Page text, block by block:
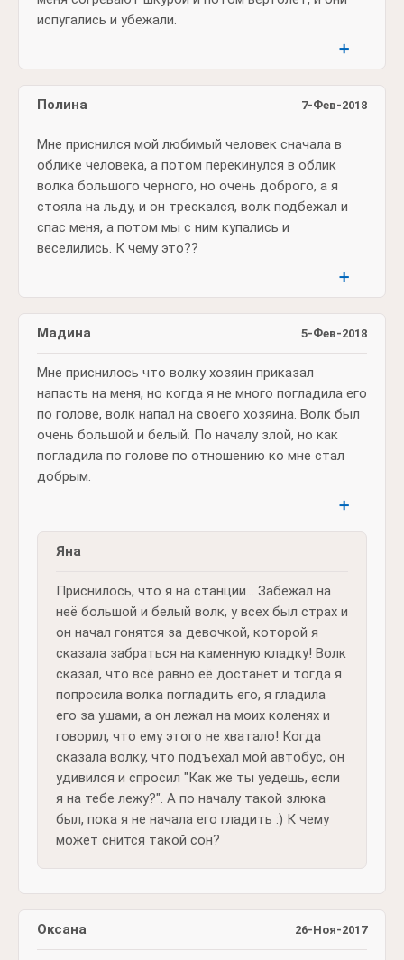
испугались и убежали.
➕
7-Фев-2018
Полина
Мне приснился мой любимый человек сначала в
облике человека, а потом перекинулся в облик
волка большого черного, но очень доброго, а я
стояла на льду, и он трескался, волк подбежал и
спас меня, а потом мы с ним купались и
веселились. К чему это??
➕
5-Фев-2018
Мадина
Мне приснилось что волку хозяин приказал
напасть на меня, но когда я не много погладила его
по голове, волк напал на своего хозяина. Волк был
очень большой и белый. По началу злой, но как
погладила по голове по отношению ко мне стал
добрым.
➕
Яна
Приснилось, что я на станции... Забежал на
неё большой и белый волк, у всех был страх и
он начал гонятся за девочкой, которой я
сказала забраться на каменную кладку! Волк
сказал, что всё равно её достанет и тогда я
попросила волка погладить его, я гладила
его за ушами, а он лежал на моих коленях и
говорил, что ему этого не хватало! Когда
сказала волку, что подъехал мой автобус, он
удивился и спросил "Как же ты уедешь, если
я на тебе лежу?". А по началу такой злюка
был, пока я не начала его гладить :) К чему
может снится такой сон?
26-Ноя-2017
Оксана